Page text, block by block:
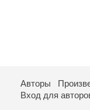
Авторы
Вход для